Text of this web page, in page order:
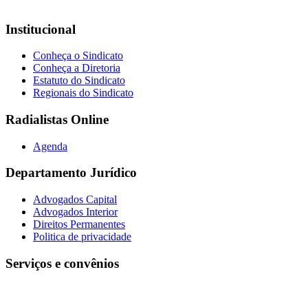
Institucional
Conheça o Sindicato
Conheça a Diretoria
Estatuto do Sindicato
Regionais do Sindicato
Radialistas Online
Agenda
Departamento Jurídico
Advogados Capital
Advogados Interior
Direitos Permanentes
Politica de privacidade
Serviços e convênios